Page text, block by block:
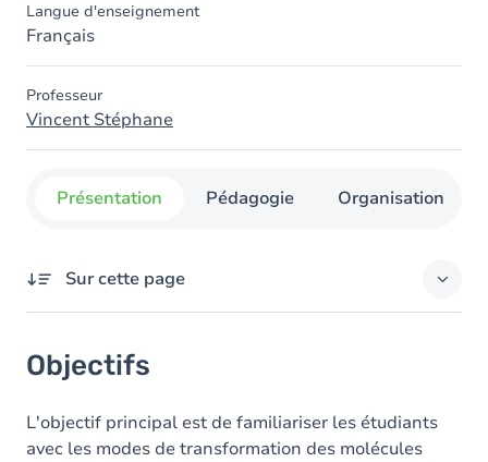
Langue d'enseignement
Français
Professeur
Vincent Stéphane
Présentation Pédagogie Organisation
Sur cette page
Contenu
Table des matières
Objectifs
L'objectif principal est de familiariser les étudiants
avec les modes de transformation des molécules